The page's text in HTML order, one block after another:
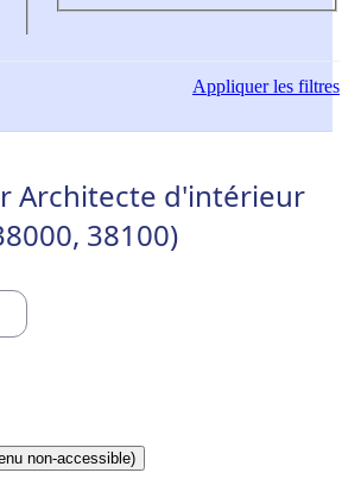
Appliquerles filtres
Architecte d'intérieur
38100)
non-accessible)